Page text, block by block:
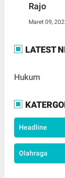
Rajo
Maret 09,
LATEST
Hukum
Headline
Olahraga